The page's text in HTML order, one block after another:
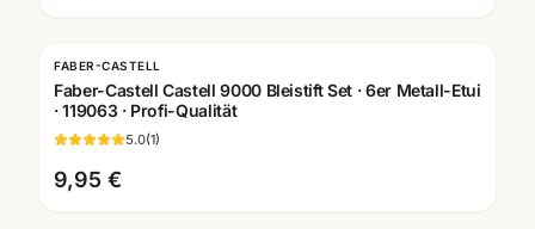
FABER-CASTELL
Faber-Castell Castell 9000 Bleistift Set · 6er Metall-Etui
· 119063 · Profi-Qualität
5.0(1)
9,95 €